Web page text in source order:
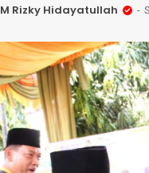
M Rizky Hidayatullah